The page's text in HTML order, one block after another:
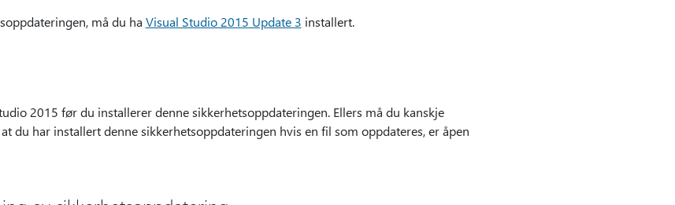
må du ha Visual Studio 2015 Update 3 installert.
2015 før du installerer denne sikkerhetsoppdateringen. Ellers må du kanskje
du har installert denne sikkerhetsoppdateringen hvis en fil som oppdateres, er åpen